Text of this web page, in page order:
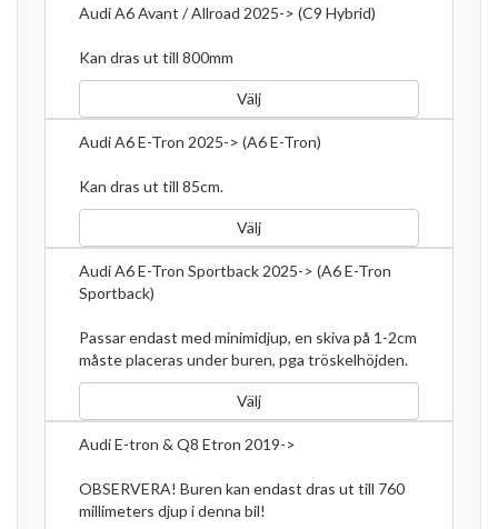
Audi A6 Avant / Allroad 2025-> (C9 Hybrid)
Kan dras ut till 800mm
Välj
Audi A6 E-Tron 2025-> (A6 E-Tron)
Kan dras ut till 85cm.
Välj
Audi A6 E-Tron Sportback 2025-> (A6 E-Tron
Sportback)
Passar endast med minimidjup, en skiva på 1-2cm
måste placeras under buren, pga tröskelhöjden.
Välj
Audi E-tron & Q8 Etron 2019->
OBSERVERA! Buren kan endast dras ut till 760
millimeters djup i denna bil!